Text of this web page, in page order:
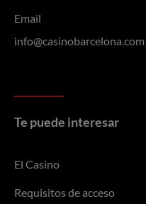
Email
info@casinobarcelona.com
Te puede interesar
El Casino
Requisitos de acceso